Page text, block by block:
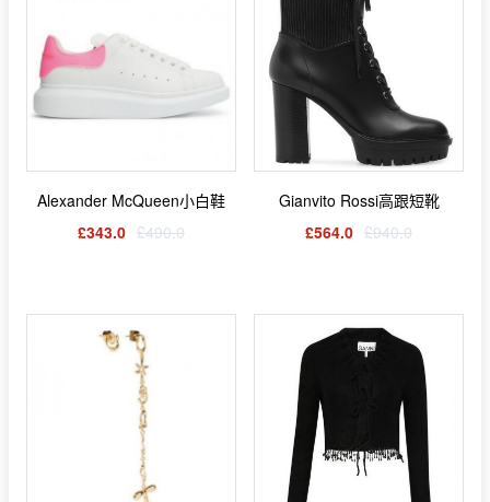
Alexander McQueen小白鞋
£343.0 £490.0
Gianvito Rossi高跟短靴
£564.0 £940.0